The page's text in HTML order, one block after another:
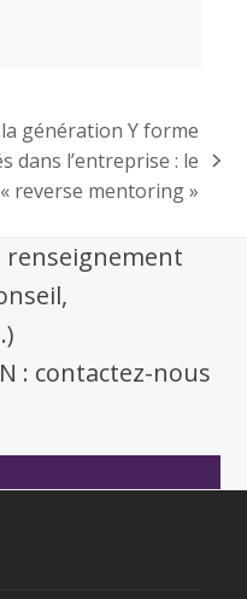
génération Y forme
dans l’entreprise : le
« reverse mentoring »
: contactez-nous